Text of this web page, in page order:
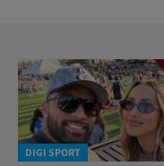
DIGI SPORT